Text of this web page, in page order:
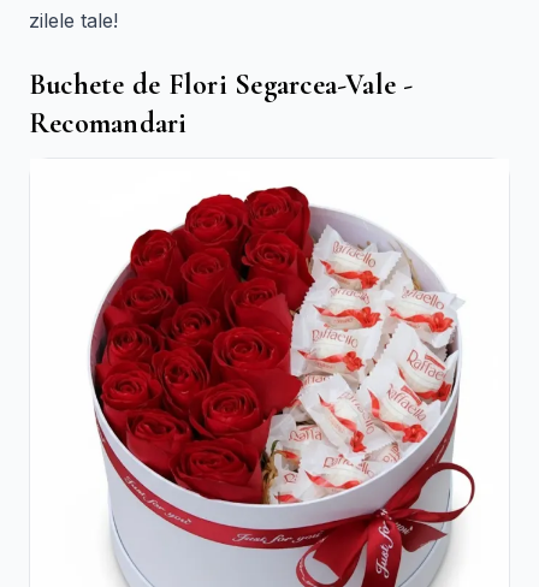
zilele tale!
Buchete de Flori Segarcea-Vale -
Recomandari